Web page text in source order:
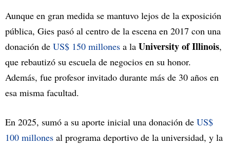
Aunque en gran medida se mantuvo lejos de la exposición
pública, Gies pasó al centro de la escena en 2017 con una
donación de US$ 150 millones a la University of Illinois,
que rebautizó su escuela de negocios en su honor.
Además, fue profesor invitado durante más de 30 años en
esa misma facultad.
En 2025, sumó a su aporte inicial una donación de US$
100 millones al programa deportivo de la universidad, y la